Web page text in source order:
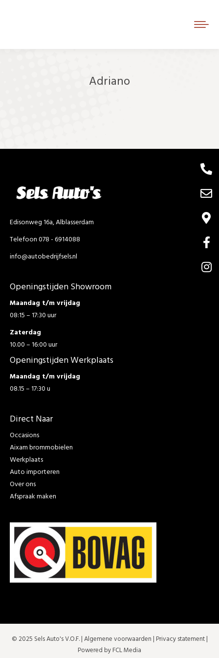
Adriano
Edisonweg 16a, Alblasserdam
Telefoon 078 - 6914088
info@autobedrijfsels.nl
Openingstijden Showroom
Maandag t/m vrijdag
08:15 – 17:30 uur
Zaterdag
10.00 – 16:00 uur
Openingstijden Werkplaats
Maandag t/m vrijdag
08.15 – 17:30 u
Direct Naar
Occasions
Aixam brommobielen
Werkplaats
Auto importeren
Over ons
Afspraak maken
© 2025 Sels Auto's V.O.F. |Algemene voorwaarden | Privacy statement|
Powered by FCL Media